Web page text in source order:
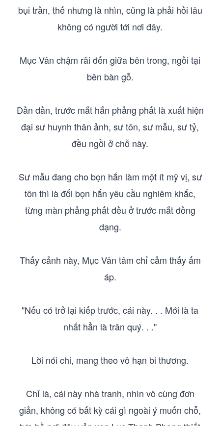
bụi trần, thế nhưng là nhìn, cũng là phải hồi lâu
không có người tới nơi đây.
Mục Vân chậm rãi đến giữa bên trong, ngồi tại
bên bàn gỗ.
Dần dần, trước mắt hắn phảng phất là xuất hiện
đại sư huynh thân ảnh, sư tôn, sư mẫu, sư tỷ,
đều ngồi ở chỗ này.
Sư mẫu đang cho bọn hắn làm một ít mỹ vị, sư
tôn thì là đối bọn hắn yêu cầu nghiêm khắc,
từng màn phảng phất đều ở trước mắt đồng
dạng.
Thấy cảnh này, Mục Vân tâm chỉ cảm thấy ấm
áp.
"Nếu có trở lại kiếp trước, cái này. . . Mới là ta
nhất hẳn là trân quý. . ."
Lời nói chi, mang theo vô hạn bi thương.
Chỉ là, cái này nhà tranh, nhìn vô cùng đơn
giản, không có bất kỳ cái gì ngoài ý muốn chỗ,